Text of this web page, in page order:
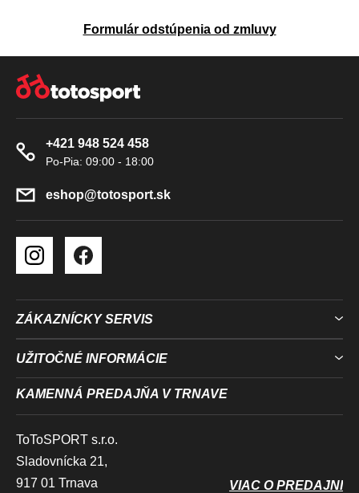
Formulár odstúpenia od zmluvy
eshop@totosport.sk
+421 948 524 458
ZÁKAZNÍCKY SERVIS
UŽITOČNÉ INFORMÁCIE
KAMENNÁ PREDAJŇA V TRNAVE
ToToSPORT s.r.o.
Sladovnícka 21,
917 01 Trnava
VIAC O PREDAJNI